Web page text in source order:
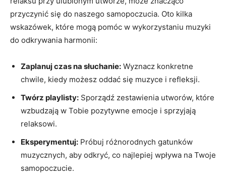
przyczynić się do naszego samopoczucia. Oto kilka
wskazówek, które mogą pomóc w wykorzystaniu muzyki
do odkrywania harmonii:
Zaplanuj czas na słuchanie: Wyznacz konkretne
chwile, kiedy możesz oddać się muzyce i refleksji.
Twórz playlisty: Sporządź zestawienia utworów, które
wzbudzają w Tobie pozytywne emocje i sprzyjają
relaksowi.
Eksperymentuj: Próbuj różnorodnych gatunków
muzycznych, aby odkryć, co najlepiej wpływa na Twoje
samopoczucie.